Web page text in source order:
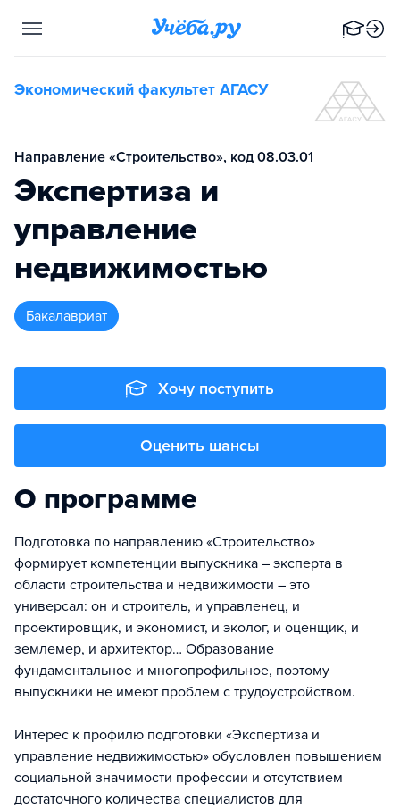
Экономический факультет АГАСУ
Направление «Строительство», код 08.03.01
Экспертиза и
управление
недвижимостью
бакалавриат
Хочу поступить
Оценить шансы
О программе
Подготовка по направлению «Строительство»
формирует компетенции выпускника – эксперта в
области строительства и недвижимости – это
универсал: он и строитель, и управленец, и
проектировщик, и экономист, и эколог, и оценщик, и
землемер, и архитектор… Образование
фундаментальное и многопрофильное, поэтому
выпускники не имеют проблем с трудоустройством.
Интерес к профилю подготовки «Экспертиза и
управление недвижимостью» обусловлен повышением
социальной значимости профессии и отсутствием
достаточного количества специалистов для